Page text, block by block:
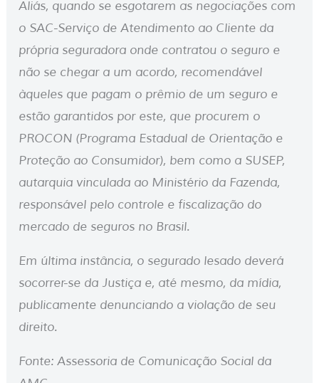
Aliás, quando se esgotarem as negociações com
o SAC-Serviço de Atendimento ao Cliente da
própria seguradora onde contratou o seguro e
não se chegar a um acordo, recomendável
àqueles que pagam o prêmio de um seguro e
estão garantidos por este, que procurem o
PROCON (Programa Estadual de Orientação e
Proteção ao Consumidor), bem como a SUSEP,
autarquia vinculada ao Ministério da Fazenda,
responsável pelo controle e fiscalização do
mercado de seguros no Brasil.
Em última instância, o segurado lesado deverá
socorrer-se da Justiça e, até mesmo, da mídia,
publicamente denunciando a violação de seu
direito.
Fonte: Assessoria de Comunicação Social da